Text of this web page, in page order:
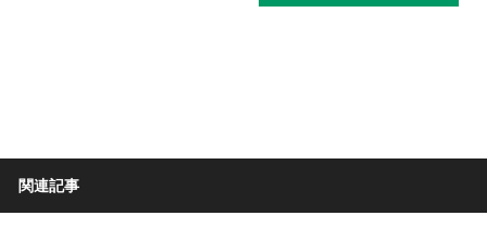
関連記事